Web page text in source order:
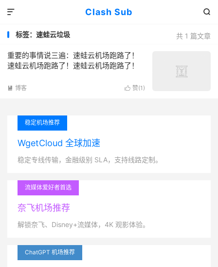
Clash Sub 

共 1 篇文章
标签：速蛙云垃圾
重要的事情说三遍：速蛙云机场跑路了！
速蛙云机场跑路了！速蛙云机场跑路了！
 赞(1 )
 博客
稳定机场推荐
WgetCloud 全球加速
稳定专线传输，金融级别 SLA，支持线路定制。
流媒体爱好者首选
奈飞机场推荐
解锁奈飞、Disney+流媒体，4K 观影体验。
ChatGPT 机场推荐